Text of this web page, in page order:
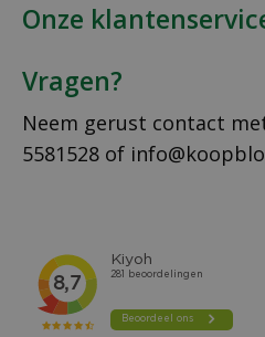
Onze
Vragen?
Neem gerust contact
5581528 of